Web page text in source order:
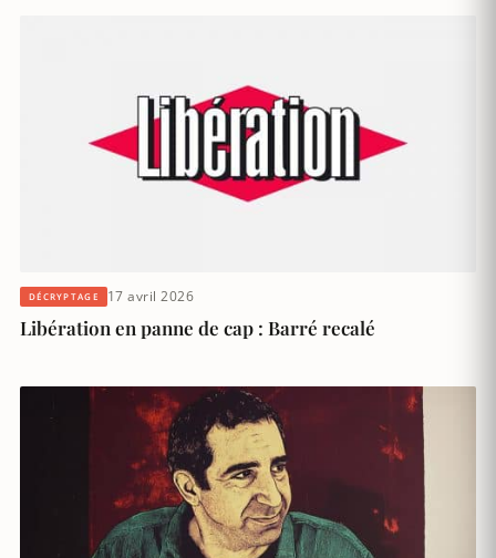
DÉCRYPTAGE 17 avril 2026
Libération en panne de cap : Barré recalé